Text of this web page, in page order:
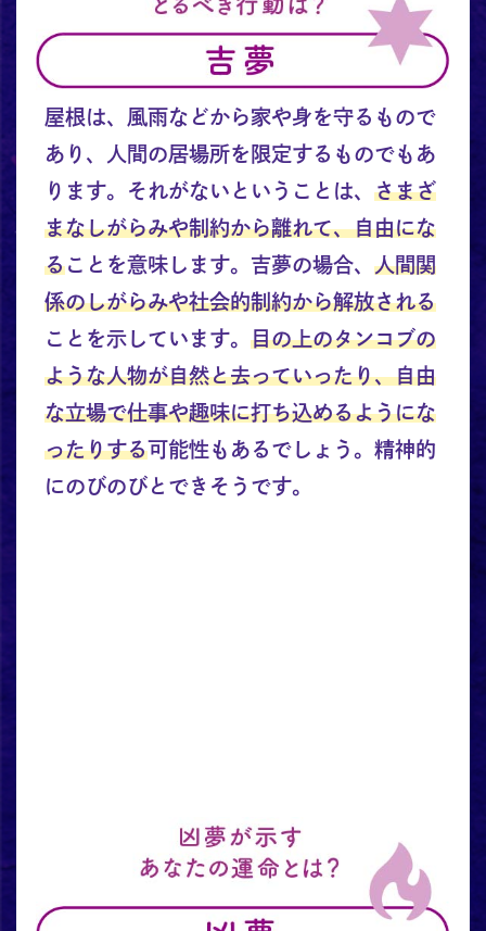
屋根は、風雨などから家や身を守るもので
あり、人間の居場所を限定するものでもあ
ります。それがないということは、 さまざ
まなしがらみや制約から離れて、自由にな
ることを意味します。吉夢の場合、 人間関
係のしがらみや社会的制約から解放される
ことを示しています。 目の上のタンコブの
ような人物が自然と去っていったり、自由
な立場で仕事や趣味に打ち込めるようにな
ったりする可能性もあるでしょう。精神的
にのびのびとできそうです。